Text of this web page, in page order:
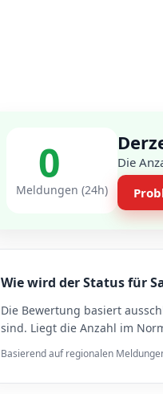
0
Meldungen (24h)
Die
Wie wird der Status für
Die Bewertung basiert
sind. Liegt die Anzahl im
Basierend auf regionalen